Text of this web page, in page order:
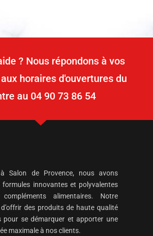
? Nous répondons à vos
horaires d'ouvertures du
au ‭04 90 73 86 54
Salon de Provence, nous avons
formules innovantes et polyvalentes
alimentaires. Notre
des produits de haute qualité
pour se démarquer et apporter une
maximale à nos clients.